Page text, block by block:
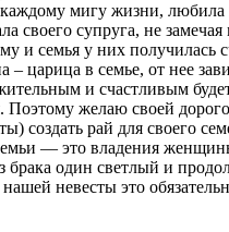
каждому мигу жизни, любила
своего супруга, не
и семья у них получилась
царица в семье, от нее
и счастливым
Поэтому желаю своей
создать рай для своего
— это владения
брака один светлый и
невесты это